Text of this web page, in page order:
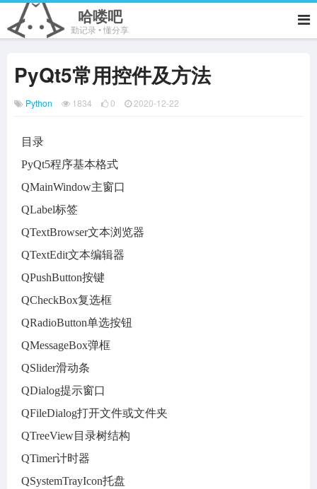
哈喽吧
勤记录 • 懂分享
PyQt5常用控件及方法
Python 1834 0 2020-12-22
目录
PyQt5程序基本格式
QMainWindow主窗口
QLabel标签
QTextBrowser文本浏览器
QTextEdit文本编辑器
QPushButton按键
QCheckBox复选框
QRadioButton单选按钮
QMessageBox弹框
QSlider滑动条
QDialog提示窗口
QFileDialog打开文件或文件夹
QTreeView目录树结构
QTimer计时器
QSystemTrayIcon托盘